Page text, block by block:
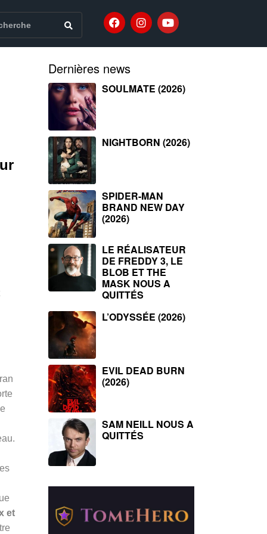
et
Dernières news
SOULMATE (2026)
NIGHTBORN (2026)
SPIDER-MAN
BRAND NEW DAY
(2026)
LE RÉALISATEUR
DE FREDDY 3, LE
BLOB ET THE
MASK NOUS A
QUITTÉS
L’ODYSSÉE (2026)
EVIL DEAD BURN
(2026)
SAM NEILL NOUS A
QUITTÉS